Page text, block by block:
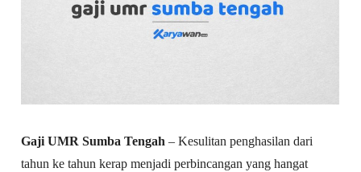
Gaji UMR Sumba Tengah – Kesulitan penghasilan dari
tahun ke tahun kerap menjadi perbincangan yang hangat